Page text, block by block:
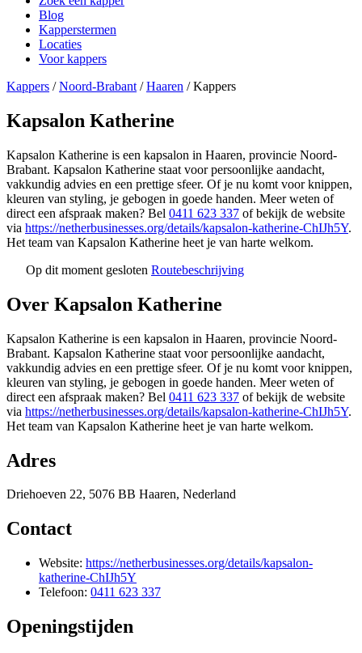
Blog
Kapperstermen
Locaties
Voor kappers
Kappers /Noord-Brabant /Haaren /Kappers
Kapsalon Katherine
Kapsalon Katherine is een kapsalon in Haaren, provincie Noord-
Brabant. Kapsalon Katherine staat voor persoonlijke aandacht,
vakkundig advies en een prettige sfeer. Of je nu komt voor knippen,
kleuren van styling, je gebogen in goede handen. Meer weten of
direct een afspraak maken? Bel 0411 623 337 of bekijk de website
via https://netherbusinesses.org/details/kapsalon-katherine-ChIJh5Y.
Het team van Kapsalon Katherine heet je van harte welkom.
Op dit moment gesloten Routebeschrijving
+
Over Kapsalon Katherine
Kapsalon Katherine is een kapsalon in Haaren, provincie Noord-
Brabant. Kapsalon Katherine staat voor persoonlijke aandacht,
vakkundig advies en een prettige sfeer. Of je nu komt voor knippen,
kleuren van styling, je gebogen in goede handen. Meer weten of
direct een afspraak maken? Bel 0411 623 337 of bekijk de website
via https://netherbusinesses.org/details/kapsalon-katherine-ChIJh5Y.
Het team van Kapsalon Katherine heet je van harte welkom.
Adres
Driehoeven 22, 5076 BB Haaren, Nederland
Contact
Website: https://netherbusinesses.org/details/kapsalon-
katherine-ChIJh5Y
Telefoon: 0411 623 337
Openingstijden